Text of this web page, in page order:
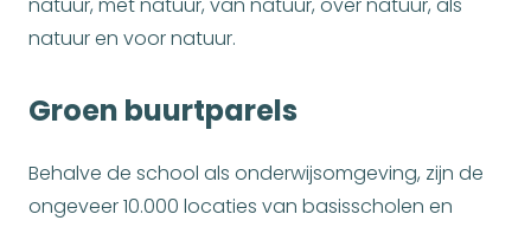
natuur en voor natuur.
Groen buurtparels
Behalve de school als onderwijsomgeving, zijn de
ongeveer 10.000 locaties van basisscholen en